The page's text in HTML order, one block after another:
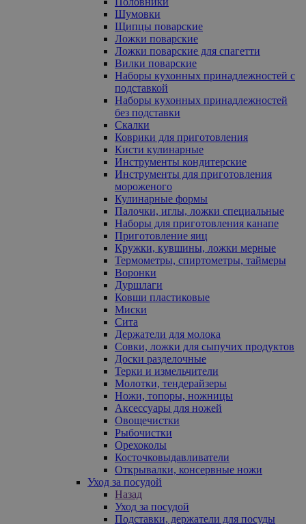
Шумовки
Щипцы поварские
Ложки поварские
Ложки поварские для спагетти
Вилки поварские
Наборы кухонных принадлежностей с
подставкой
Наборы кухонных принадлежностей
без подставки
Скалки
Коврики для приготовления
Кисти кулинарные
Инструменты кондитерские
Инструменты для приготовления
мороженого
Кулинарные формы
Палочки, иглы, ложки специальные
Наборы для приготовления канапе
Приготовление яиц
Кружки, кувшины, ложки мерные
Термометры, спиртометры, таймеры
Воронки
Дуршлаги
Ковши пластиковые
Миски
Сита
Держатели для молока
Совки, ложки для сыпучих продуктов
Доски разделочные
Терки и измельчители
Молотки, тендерайзеры
Ножи, топоры, ножницы
Аксессуары для ножей
Овощечистки
Рыбочистки
Орехоколы
Косточковыдавливатели
Открывалки, консервные ножи
Уход за посудой
Назад
Уход за посудой
Подставки, держатели для посуды